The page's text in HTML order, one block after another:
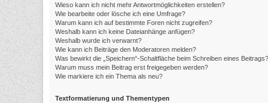
Wieso kann ich nicht mehr Antwortmöglichkeiten erstellen?
Wie bearbeite oder lösche ich eine Umfrage?
Warum kann ich auf bestimmte Foren nicht zugreifen?
Weshalb kann ich keine Dateianhänge anfügen?
Weshalb wurde ich verwarnt?
Wie kann ich Beiträge den Moderatoren melden?
Was bewirkt die „Speichern“-Schaltfläche beim Schreiben eines Beitrags?
Warum muss mein Beitrag erst freigegeben werden?
Wie markiere ich ein Thema als neu?
Textformatierung und Thementypen